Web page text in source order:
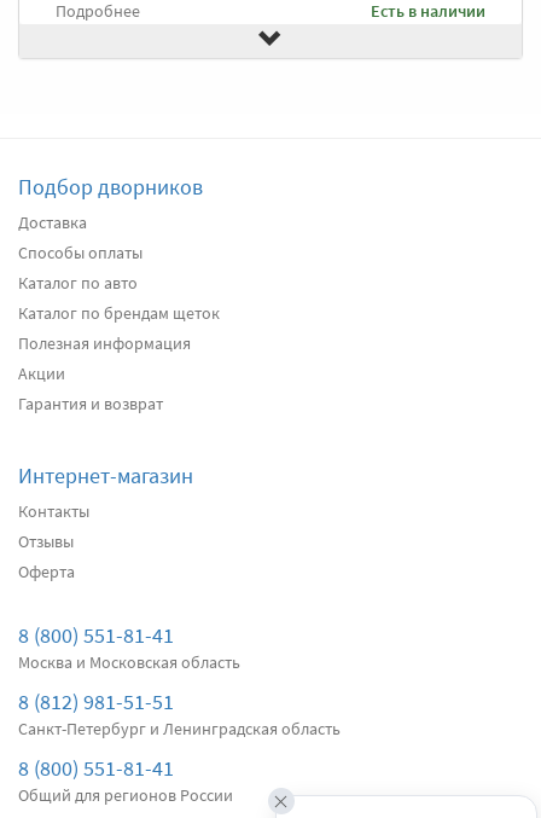
Есть в наличии
Подробнее
Подробнее
Передние дворники
Подробнее
Подробнее
Передние дворники
Подробнее
Подбор дворников
Доставка
Способы оплаты
Каталог по авто
Каталог по брендам щеток
Полезная информация
Акции
Гарантия и возврат
Интернет-магазин
Контакты
Отзывы
Оферта
8 (800) 551-81-41
Москва и Московская область
8 (812) 981-51-51
Санкт-Петербург и Ленинградская область
8 (800) 551-81-41
Общий для регионов России